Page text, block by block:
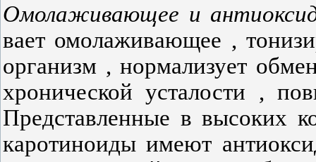
Омолаживающее и
вает омолаживающее ,
организм , нормализует
хронической усталости ,
Представленные в высоких
каротиноиды имеют